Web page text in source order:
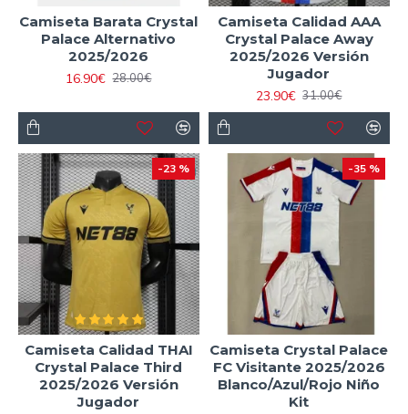
Camiseta Barata Crystal
Palace Alternativo
2025/2026
16.90€ 28.00€
Camiseta Calidad AAA
Crystal Palace Away
2025/2026 Versión
Jugador
23.90€ 31.00€
-23 %
Camiseta Calidad THAI
Crystal Palace Third
2025/2026 Versión
Jugador
-35 %
Camiseta Crystal Palace
FC Visitante 2025/2026
Blanco/Azul/Rojo Niño
Kit